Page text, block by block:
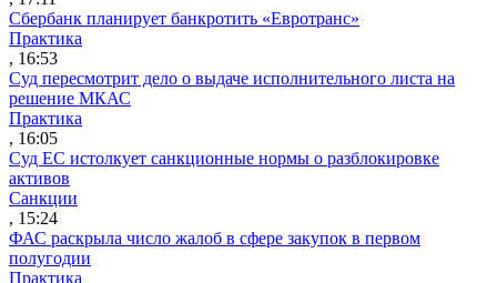
Сбербанк планирует банкротить «Евротранс»
Практика
, 16:53
Суд пересмотрит дело о выдаче исполнительного листа на
решение МКАС
Практика
, 16:05
Суд ЕС истолкует санкционные нормы о разблокировке
активов
Санкции
, 15:24
ФАС раскрыла число жалоб в сфере закупок в первом
полугодии
Практика